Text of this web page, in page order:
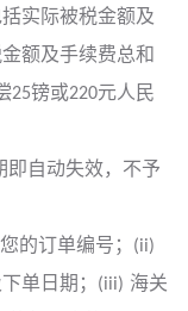
实际被税金额及
额及手续费总和
25镑或220元人民
即自动失效，不予
的订单编号；(ii)
单日期；(iii) 海关